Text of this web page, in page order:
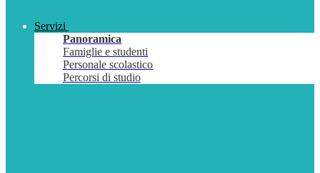
Servizi
Panoramica
Famiglie e studenti
Personale scolastico
Percorsi di studio